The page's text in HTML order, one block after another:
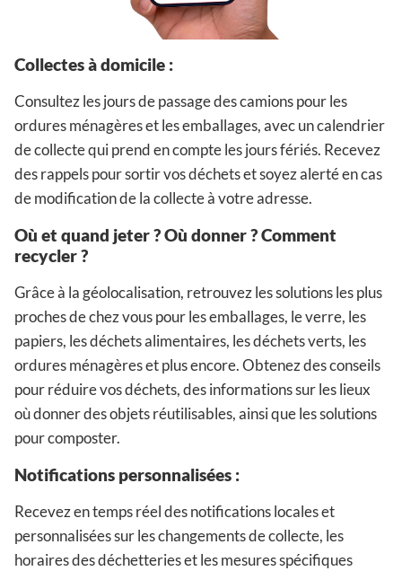
Collectes à domicile :
Consultez les jours de passage des camions pour les
ordures ménagères et les emballages, avec un calendrier
de collecte qui prend en compte les jours fériés. Recevez
des rappels pour sortir vos déchets et soyez alerté en cas
de modification de la collecte à votre adresse.
Où et quand jeter ? Où donner ? Comment
recycler ?
Grâce à la géolocalisation, retrouvez les solutions les plus
proches de chez vous pour les emballages, le verre, les
papiers, les déchets alimentaires, les déchets verts, les
ordures ménagères et plus encore. Obtenez des conseils
pour réduire vos déchets, des informations sur les lieux
où donner des objets réutilisables, ainsi que les solutions
pour composter.
Notifications personnalisées :
Recevez en temps réel des notifications locales et
personnalisées sur les changements de collecte, les
horaires des déchetteries et les mesures spécifiques